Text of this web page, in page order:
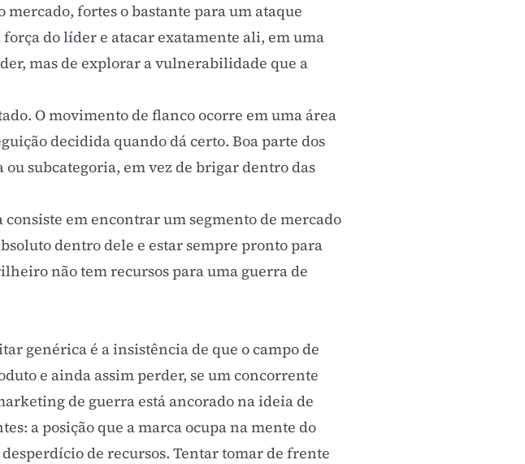
fortes o bastante para um ataque
do líder e atacar exatamente ali, em uma
mas de explorar a vulnerabilidade que a
O movimento de flanco ocorre em uma área
decidida quando dá certo. Boa parte dos
subcategoria, em vez de brigar dentro das
em encontrar um segmento de mercado
dentro dele e estar sempre pronto para
não tem recursos para uma guerra de
genérica é a insistência de que o campo de
e ainda assim perder, se um concorrente
de guerra está ancorado na ideia de
a posição que a marca ocupa na mente do
de recursos. Tentar tomar de frente